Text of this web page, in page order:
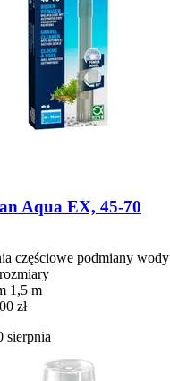
Aqua EX, 45-​70
częściowe podmiany wody
1,5 m
zł
sierpnia